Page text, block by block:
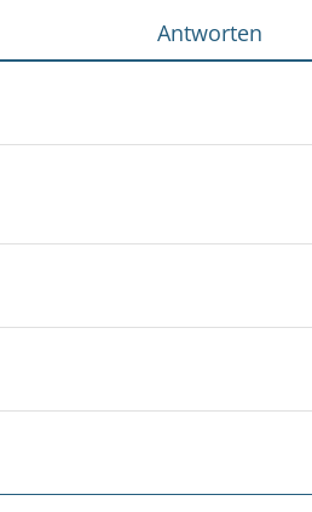
Antworten